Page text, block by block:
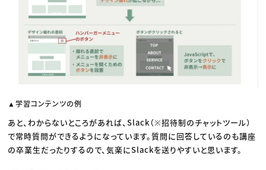
▲学習コンテンツの例
あと、わからないところがあれば、Slack（※招待制のチャットツール）
で常時質問ができるようになっています。質問に回答しているのも講座
の卒業生だったりするので、気楽にSlackを送りやすいと思います。